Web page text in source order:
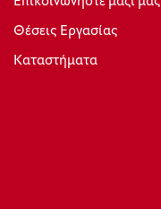
Θέσεις Εργασίας
Καταστήματα